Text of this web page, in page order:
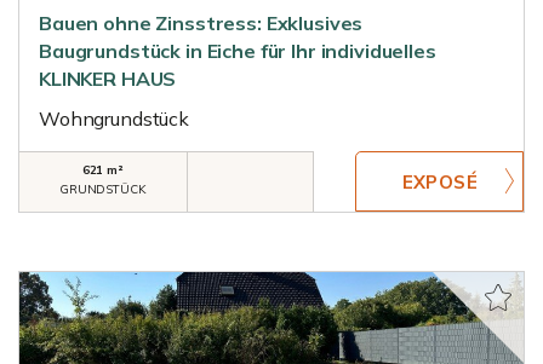
Bauen ohne Zinsstress: Exklusives
Baugrundstück in Eiche für Ihr individuelles
KLINKER HAUS
Wohngrundstück
621 m²
GRUNDSTÜCK